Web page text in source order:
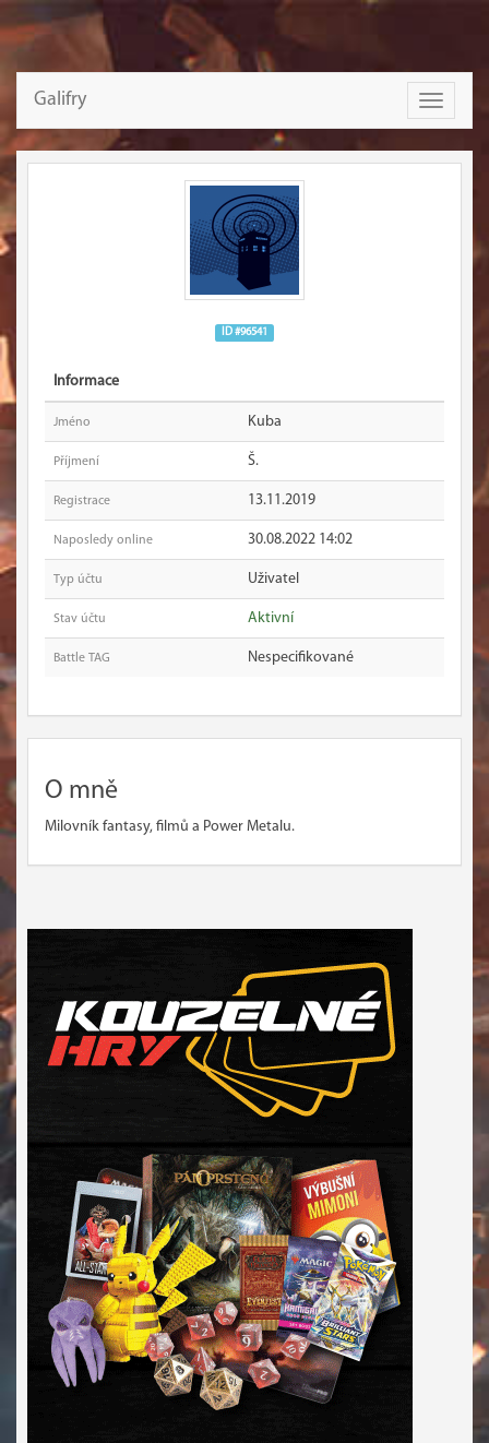
Toggle
Galifry
ID #96541
Informace
Jméno Kuba
Příjmení Š.
Registrace 13.11.2019
Naposledy online 30.08.2022 14:02
Typ účtu Uživatel
Stav účtu Aktivní
Battle TAG Nespecifikované
O mně
Milovník fantasy, filmů a Power Metalu.